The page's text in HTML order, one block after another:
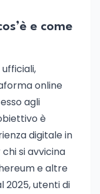
e come
online
agli
è
digitale in
si avvicina
e altre
2025, utenti di